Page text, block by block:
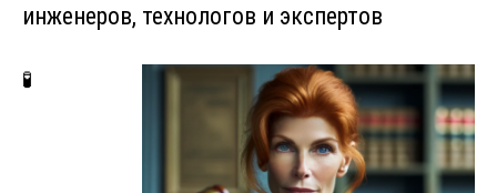
инженеров, технологов и экспертов
🧪